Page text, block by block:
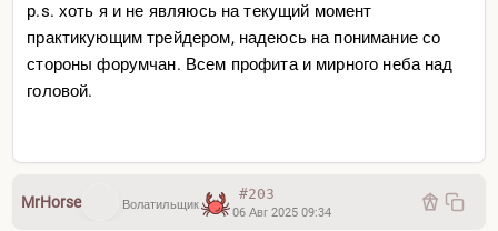
p.s. хоть я и не являюсь на текущий момент
практикующим трейдером, надеюсь на понимание со
стороны форумчан. Всем профита и мирного неба над
головой.
MrHorse Волатильщик
#203
06 Авг 2025 09:34